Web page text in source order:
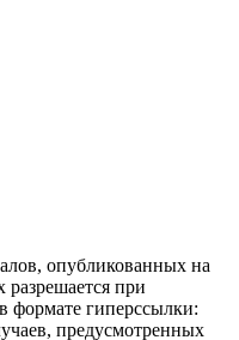
опубликованных на
разрешается при
формате гиперссылки:
предусмотренных